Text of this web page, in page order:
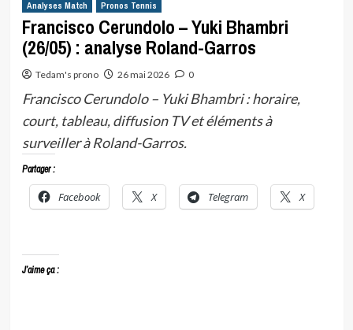
Analyses Match Pronos Tennis
Francisco Cerundolo – Yuki Bhambri
(26/05) : analyse Roland-Garros
Tedam's prono 26 mai 2026 0
Francisco Cerundolo – Yuki Bhambri : horaire,
court, tableau, diffusion TV et éléments à
surveiller à Roland-Garros.
Partager :
Facebook X Telegram X
J’aime ça :